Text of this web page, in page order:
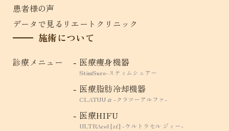
患者様の声
データで見るリエートクリニック
施術について
診療メニュー 医療痩身機器
StimSure-スティムシュアー
医療脂肪冷却機器
CLATUU α -クラツーアルファ-
医療HIFU
ULTRAcel [zíː] -ウルトラセル ジィー-